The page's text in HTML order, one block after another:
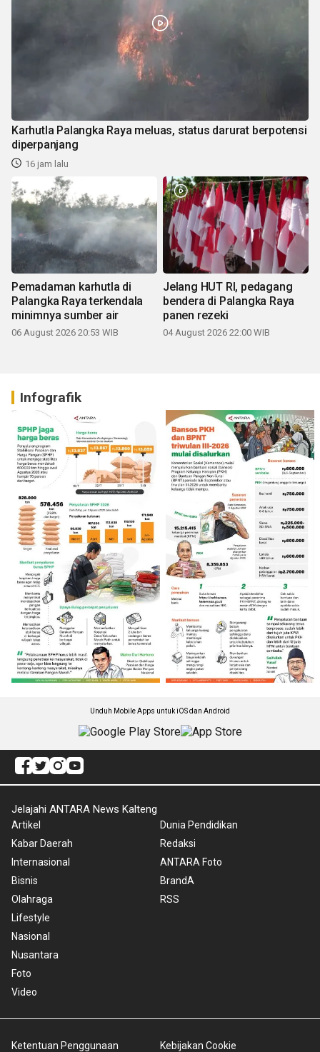
Karhutla Palangka Raya meluas, status darurat berpotensi
diperpanjang
16 jam lalu
Pemadaman karhutla di
Palangka Raya terkendala
minimnya sumber air
06 August 2026 20:53 WIB
Jelang HUT RI, pedagang
bendera di Palangka Raya
panen rezeki
04 August 2026 22:00 WIB
Infografik
Unduh Mobile Apps untuk iOS dan Android
Jelajahi ANTARA News Kalteng
Artikel
Kabar Daerah
Internasional
Bisnis
Olahraga
Lifestyle
Nasional
Nusantara
Foto
Video
Dunia Pendidikan
Redaksi
ANTARA Foto
BrandA
RSS
Ketentuan Penggunaan Kebijakan Cookie